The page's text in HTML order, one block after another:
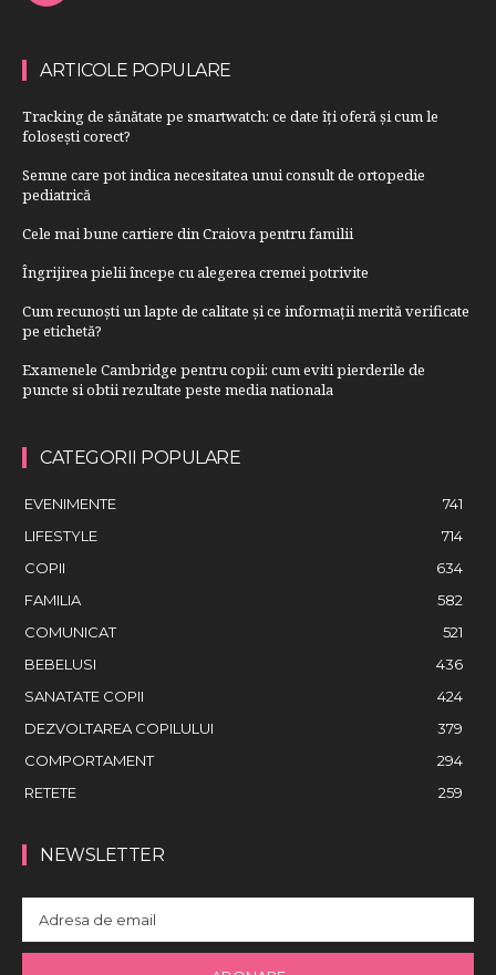
ARTICOLE POPULARE
Tracking de sănătate pe smartwatch: ce date îți oferă și cum le
folosești corect?
Semne care pot indica necesitatea unui consult de ortopedie
pediatrică
Cele mai bune cartiere din Craiova pentru familii
Îngrijirea pielii începe cu alegerea cremei potrivite
Cum recunoști un lapte de calitate și ce informații merită verificate
pe etichetă?
Examenele Cambridge pentru copii: cum eviti pierderile de
puncte si obtii rezultate peste media nationala
CATEGORII POPULARE
EVENIMENTE
741
LIFESTYLE
714
COPII
634
FAMILIA
582
COMUNICAT
521
BEBELUSI
436
SANATATE COPII
424
DEZVOLTAREA COPILULUI
379
COMPORTAMENT
294
RETETE
259
NEWSLETTER